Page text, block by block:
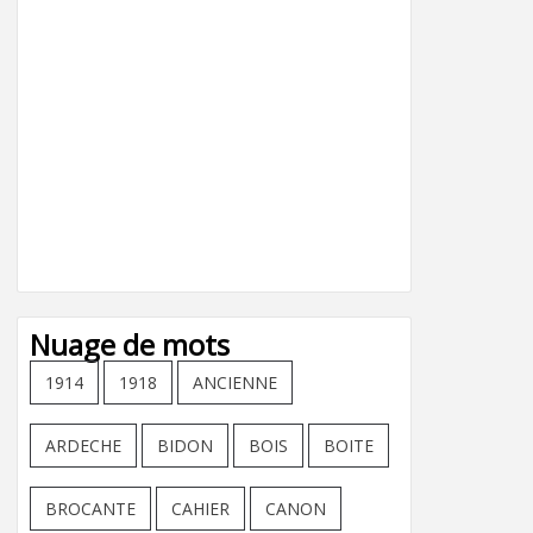
Nuage de mots
1914 1918 ANCIENNE
ARDECHE BIDON BOIS BOITE
BROCANTE CAHIER CANON